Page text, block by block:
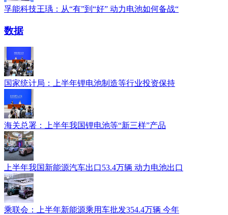
孚能科技王瑀：从“有”到“好” 动力电池如何备战“
数据
国家统计局：上半年锂电池制造等行业投资保持
海关总署：上半年我国锂电池等“新三样”产品
上半年我国新能源汽车出口53.4万辆 动力电池出口
乘联会：上半年新能源乘用车批发354.4万辆 今年